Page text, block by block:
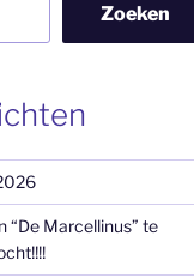
Zoeken
“De Marcellinus” te